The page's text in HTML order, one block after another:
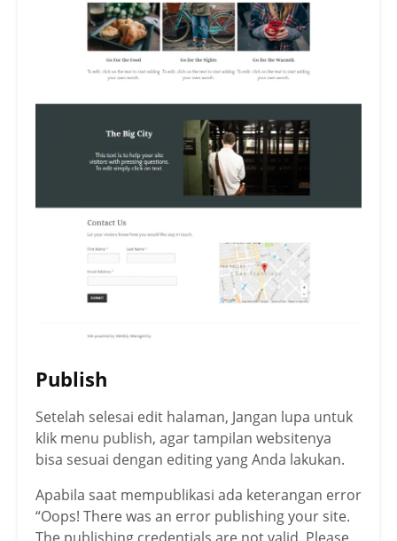
Publish
Setelah selesai edit halaman, Jangan lupa untuk
klik menu publish, agar tampilan websitenya
bisa sesuai dengan editing yang Anda lakukan.
Apabila saat mempublikasi ada keterangan error
“Oops! There was an error publishing your site.
The publishing credentials are not valid. Please